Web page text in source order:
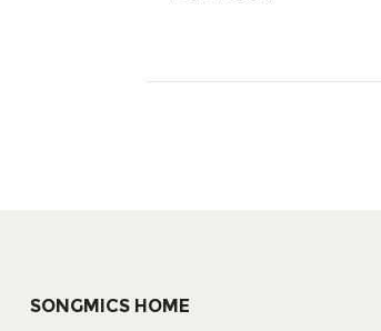
SONGMICS HOME